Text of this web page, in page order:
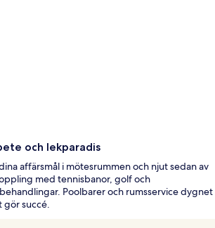
och lekparadis
affärsmål i mötesrummen och njut sedan av
med tennisbanor, golf och
Poolbarer och rumsservice dygnet
gör succé.